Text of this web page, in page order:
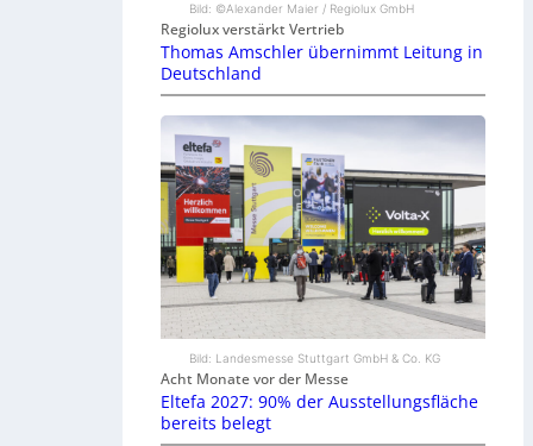
Bild: ©Alexander Maier / Regiolux GmbH
Regiolux verstärkt Vertrieb
Thomas Amschler übernimmt Leitung in
Deutschland
Bild: Landesmesse Stuttgart GmbH & Co. KG
Acht Monate vor der Messe
Eltefa 2027: 90% der Ausstellungsfläche
bereits belegt